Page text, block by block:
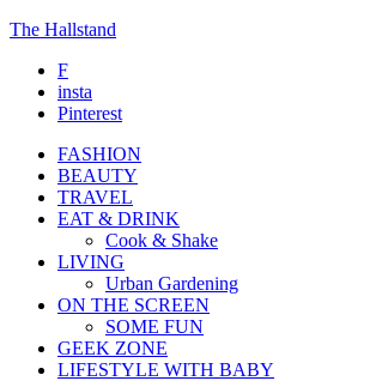
The Hallstand
F
insta
Pinterest
FASHION
BEAUTY
TRAVEL
EAT & DRINK
Cook & Shake
LIVING
Urban Gardening
ON THE SCREEN
SOME FUN
GEEK ZONE
LIFESTYLE WITH BABY